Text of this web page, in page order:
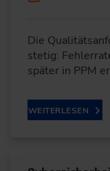
Die
stetig:
später in PPM
WEITERLESEN